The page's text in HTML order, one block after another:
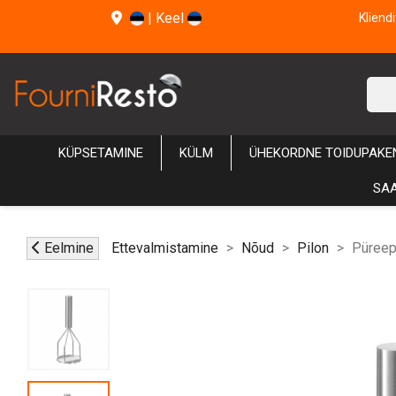
| Keel
KÜPSETAMINE KÜLM ÜHEKORDNE
Eelmine Ettevalmistamine Nõud Pilon